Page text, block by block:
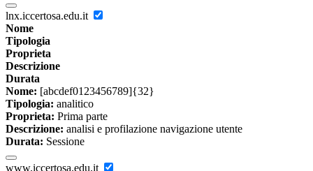
lnx.iccertosa.edu.it
Nome
Tipologia
Proprieta
Descrizione
Durata
Nome: [abcdef0123456789]{32}
Tipologia: analitico
Proprieta: Prima parte
Descrizione: analisi e profilazione navigazione utente
Durata: Sessione
www.iccertosa.edu.it